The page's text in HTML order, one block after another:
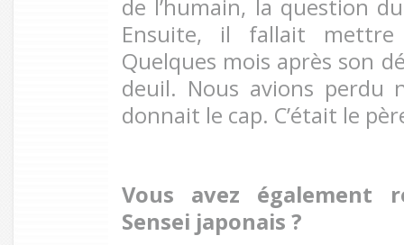
de l’humain, la question
Ensuite, il fallait
Quelques mois après son
deuil. Nous avions perdu
donnait le cap. C’était le
Vous avez également
Sensei japonais ?